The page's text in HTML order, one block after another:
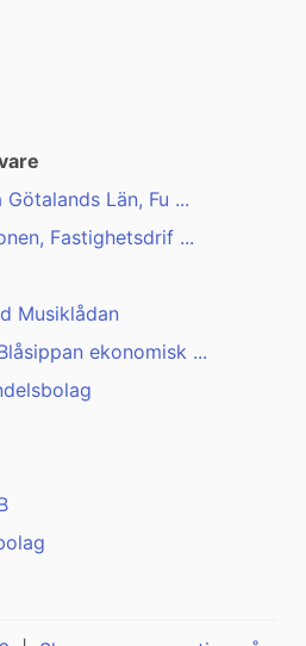
Län, Fu ...
Fastighetsdrif ...
Musiklådan
ekonomisk ...